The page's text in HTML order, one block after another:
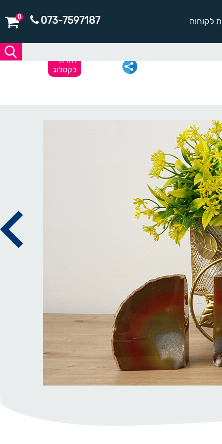
לקוחות 073-7597187
0
חזרה
לקטלוג